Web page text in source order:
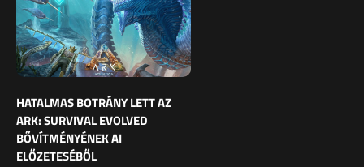
HATALMAS BOTRÁNY LETT AZ
ARK: SURVIVAL EVOLVED
BŐVÍTMÉNYÉNEK AI
ELŐZETESÉBŐL